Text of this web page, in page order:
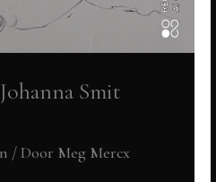
Smit
/ Door Meg Mercx